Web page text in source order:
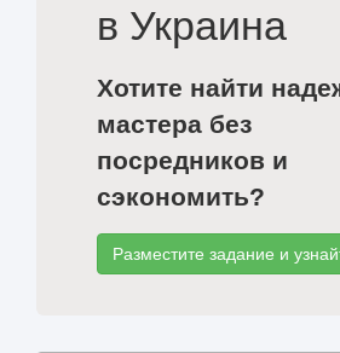
в Украина
Хотите найти
мастера без
посредников и
сэкономить?
Разместите задание и